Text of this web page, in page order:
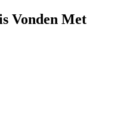
Vonden Met